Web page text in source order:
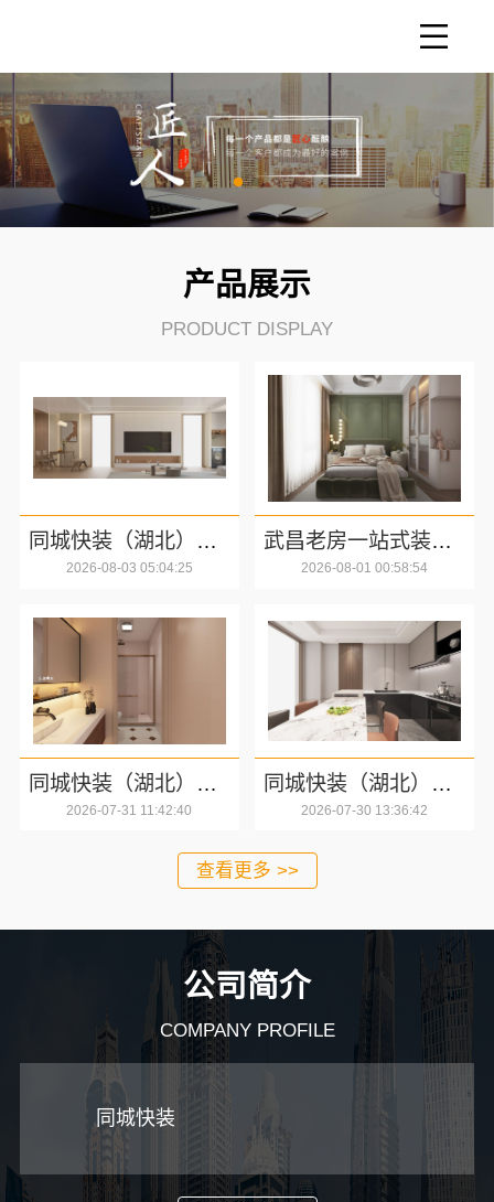
产品展示
PRODUCT DISPLAY
同城快装（湖北）科技有限公司快住老房快装公司工期保障
2026-08-03 05:04:25
武昌老房一站式装修北欧风靠谱，同城快装（湖北）科技有限公司品质施工
2026-08-01 00:58:54
同城快装（湖北）科技有限公司：精装房翻新设计零增项，业主放心之选
2026-07-31 11:42:40
同城快装（湖北）科技有限公司：急装家装报价省心光谷公寓改造极简风科技家装
2026-07-30 13:36:42
查看更多 >>
公司简介
COMPANY PROFILE
同城快装